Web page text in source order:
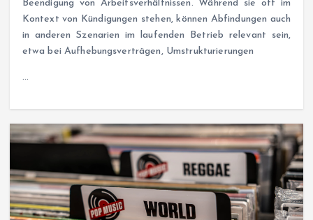
Beendigung von Arbeitsverhältnissen. Während sie oft im
Kontext von Kündigungen stehen, können Abfindungen auch
in anderen Szenarien im laufenden Betrieb relevant sein,
etwa bei Aufhebungsverträgen, Umstrukturierungen
…